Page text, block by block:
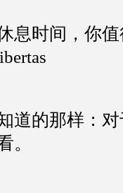
息时间，你
道的那样：
。